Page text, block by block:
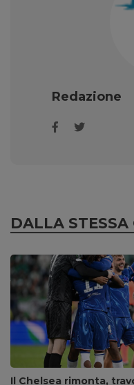
Redazione
DALLA STESSA
Il Chelsea rimonta,